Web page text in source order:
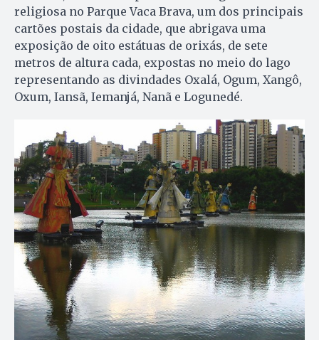
religiosa no Parque Vaca Brava, um dos principais
cartões postais da cidade, que abrigava uma
exposição de oito estátuas de orixás, de sete
metros de altura cada, expostas no meio do lago
representando as divindades Oxalá, Ogum, Xangô,
Oxum, Iansã, Iemanjá, Nanã e Logunedé.